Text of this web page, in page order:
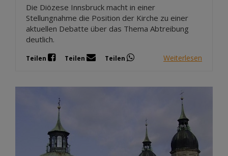
Die Diözese Innsbruck macht in einer
Stellungnahme die Position der Kirche zu einer
aktuellen Debatte über das Thema Abtreibung
deutlich.
Teilen Teilen Teilen Weiterlesen